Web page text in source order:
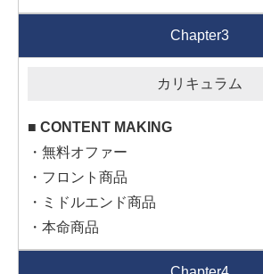
Chapter3
■ CONTENT MAKING
・無料オファー
・フロント商品
・ミドルエンド商品
・本命商品